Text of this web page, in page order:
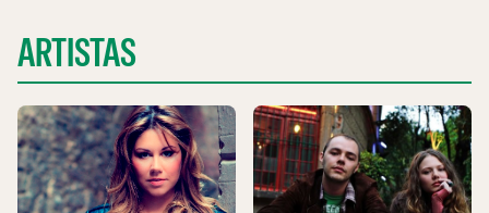
ARTISTAS